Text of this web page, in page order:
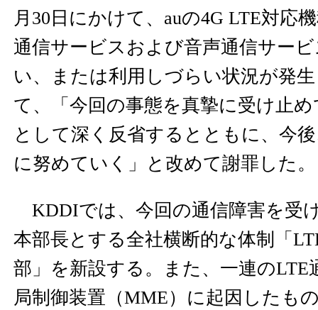
月30日にかけて、auの4G LTE対応
通信サービスおよび音声通信サー
い、または利用しづらい状況が発
て、「今回の事態を真摯に受け止
として深く反省するとともに、今
に努めていく」と改めて謝罪した。
KDDIでは、今回の通信障害を受
本部長とする全社横断的な体制「
部」を新設する。また、一連のLTE
局制御装置（MME）に起因したも